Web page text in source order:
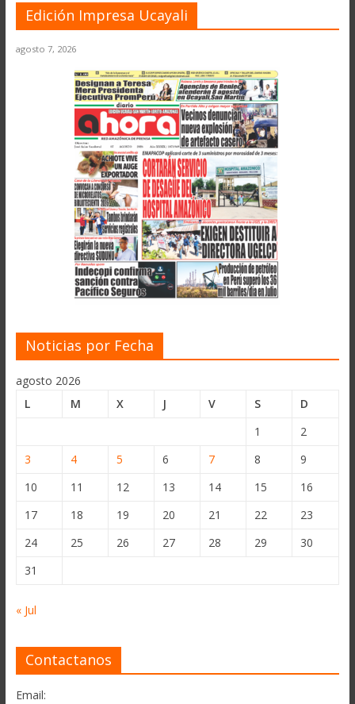
Edición Impresa Ucayali
agosto 7, 2026
Noticias por Fecha
agosto 2026
L
M X J V S
D
1
2
3
4 5 6 7 8
9
10
11 12 13 14 15
16
17
18 19 20 21 22
23
24
25 26 27 28 29
30
31
« Jul
Contactanos
Email: